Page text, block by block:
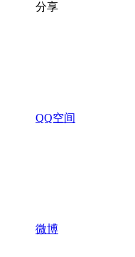
分享
QQ空间
微博